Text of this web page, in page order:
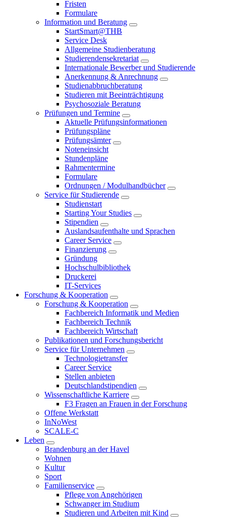
Fristen
Formulare
Information und Beratung
StartSmart@THB
Service Desk
Allgemeine Studienberatung
Studierendensekretariat
Internationale Bewerber und Studierende
Anerkennung & Anrechnung
Studienabbruchberatung
Studieren mit Beeinträchtigung
Psychosoziale Beratung
Prüfungen und Termine
Aktuelle Prüfungsinformationen
Prüfungspläne
Prüfungsämter
Noteneinsicht
Stundenpläne
Rahmentermine
Formulare
Ordnungen / Modulhandbücher
Service für Studierende
Studienstart
Starting Your Studies
Stipendien
Auslandsaufenthalte und Sprachen
Career Service
Finanzierung
Gründung
Hochschulbibliothek
Druckerei
IT-Services
Forschung & Kooperation
Forschung & Kooperation
Fachbereich Informatik und Medien
Fachbereich Technik
Fachbereich Wirtschaft
Publikationen und Forschungsbericht
Service für Unternehmen
Technologietransfer
Career Service
Stellen anbieten
Deutschlandstipendien
Wissenschaftliche Karriere
F3 Fragen an Frauen in der Forschung
Offene Werkstatt
InNoWest
SCALE-C
Leben
Brandenburg an der Havel
Wohnen
Kultur
Sport
Familienservice
Pflege von Angehörigen
Schwanger im Studium
Studieren und Arbeiten mit Kind